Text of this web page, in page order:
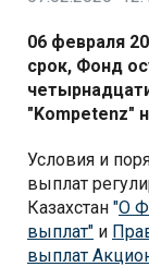
06 февраля
срок, Фонд
"Kompetenz"
Условия и
выплат
Казахстан "О
выплат" и
выплат